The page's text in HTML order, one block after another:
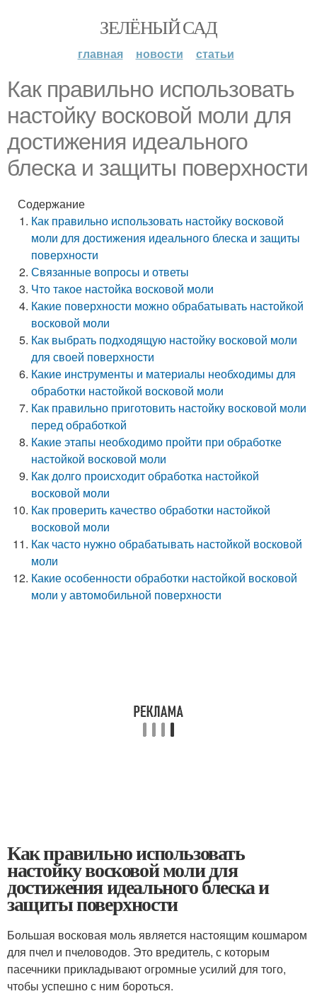
ЗЕЛЁНЫЙ САД
главная новости статьи
Как правильно использовать
настойку восковой моли для
достижения идеального
блеска и защиты поверхности
Содержание
Как правильно использовать настойку восковой
моли для достижения идеального блеска и защиты
поверхности
Связанные вопросы и ответы
Что такое настойка восковой моли
Какие поверхности можно обрабатывать настойкой
восковой моли
Как выбрать подходящую настойку восковой моли
для своей поверхности
Какие инструменты и материалы необходимы для
обработки настойкой восковой моли
Как правильно приготовить настойку восковой моли
перед обработкой
Какие этапы необходимо пройти при обработке
настойкой восковой моли
Как долго происходит обработка настойкой
восковой моли
Как проверить качество обработки настойкой
восковой моли
Как часто нужно обрабатывать настойкой восковой
моли
Какие особенности обработки настойкой восковой
моли у автомобильной поверхности
Как правильно использовать
настойку восковой моли для
достижения идеального блеска и
защиты поверхности
Большая восковая моль является настоящим кошмаром
для пчел и пчеловодов. Это вредитель, с которым
пасечники прикладывают огромные усилий для того,
чтобы успешно с ним бороться.